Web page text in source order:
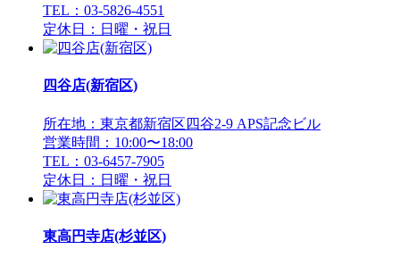
TEL：03-5826-4551
定休日：日曜・祝日
四谷店(新宿区)
所在地：東京都新宿区四谷2-9 APS記念ビル
営業時間：10:00〜18:00
TEL：03-6457-7905
定休日：日曜・祝日
東高円寺店(杉並区)